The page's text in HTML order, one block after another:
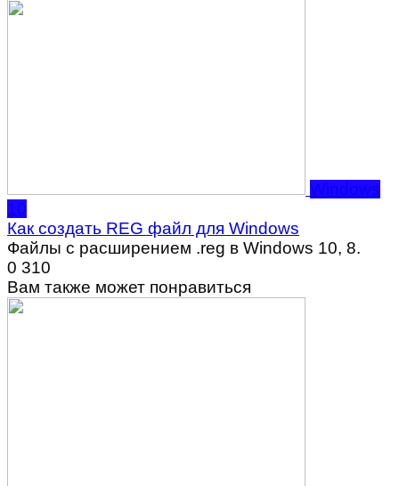
Windows
10
Как создать REG файл для Windows
Файлы с расширением .reg в Windows 10, 8.
0 310
Вам также может понравиться